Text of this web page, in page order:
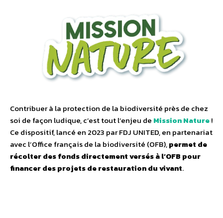
Contribuer à la protection de la biodiversité près de chez
soi de façon ludique, c’est tout l’enjeu de Mission Nature!
Ce dispositif, lancé en 2023 par FDJ UNITED, en partenariat
avec l’Office français de la biodiversité (OFB),permet de
récolter des fonds directement versés à l’OFB pour
financer des projets de restauration du vivant.